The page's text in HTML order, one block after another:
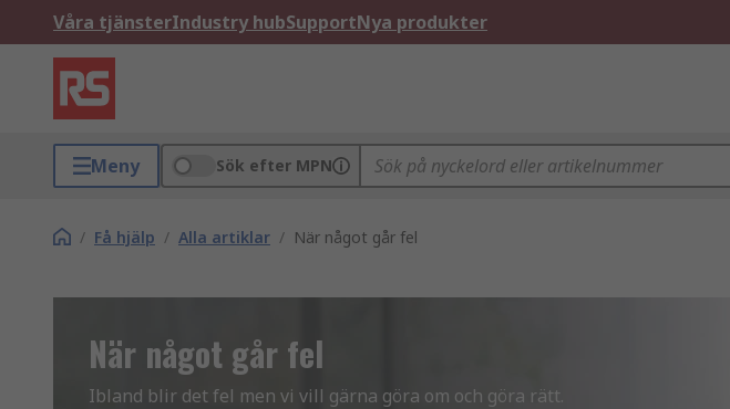
Våra tjänsterIndustry hubSupportNya produkter
Meny Sök efter MPN
/ Få hjälp / Alla artiklar / När något går fel
När något går fel
Ibland blir det fel men vi vill gärna göra om och göra rätt.